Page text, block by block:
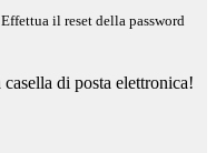
il reset della password
di posta elettronica!